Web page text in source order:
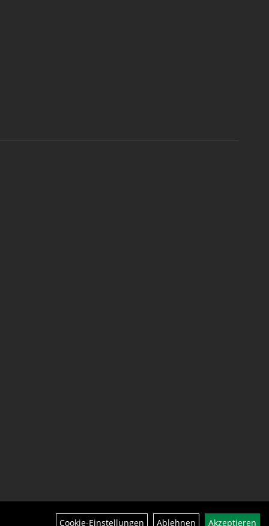
Cookie-Einstellungen Ablehnen Akzeptieren